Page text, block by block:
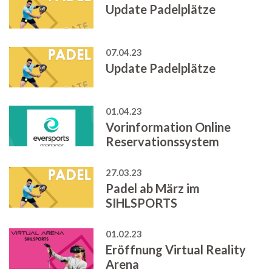
Update Padelplätze
07.04.23
Update Padelplätze
01.04.23
Vorinformation Online
Reservationssystem
27.03.23
Padel ab März im
SIHLSPORTS
01.02.23
Eröffnung Virtual Reality
Arena